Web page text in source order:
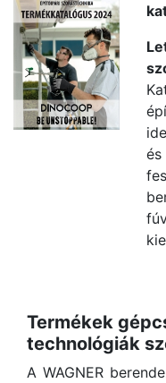
Termékek
technológiák
A WAGNER